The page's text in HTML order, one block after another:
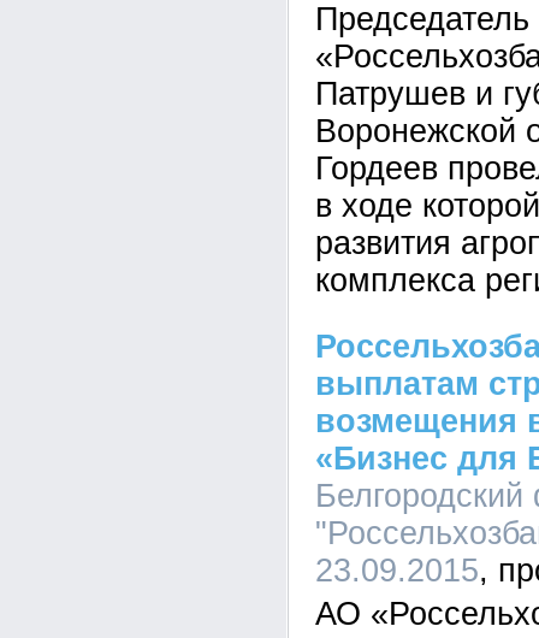
Патрушев и
Воронежской
Гордеев
в ходе
развития
комплекса
выплатам
возмещения
«Бизнес для
23.09.2015
АО